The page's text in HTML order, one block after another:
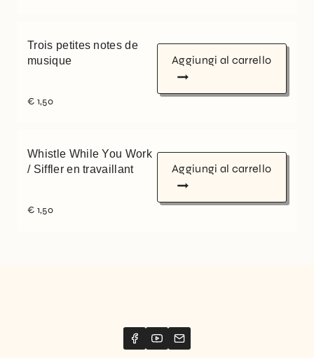
Trois petites notes de
musique
€ 1,50
Aggiungi al carrello
Whistle While You Work
/ Siffler en travaillant
€ 1,50
Aggiungi al carrello